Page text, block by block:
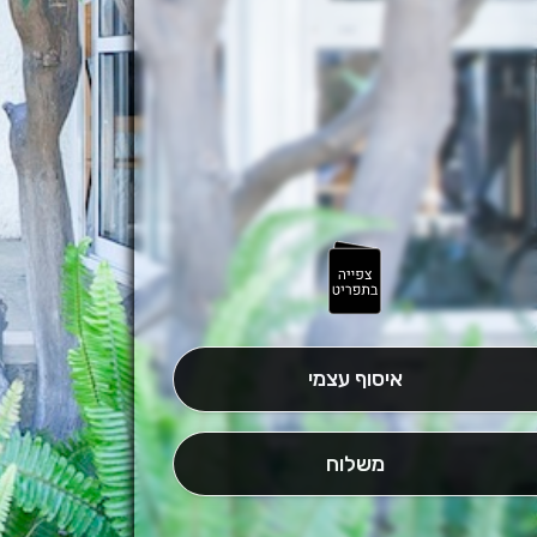
איסוף עצמי
משלוח